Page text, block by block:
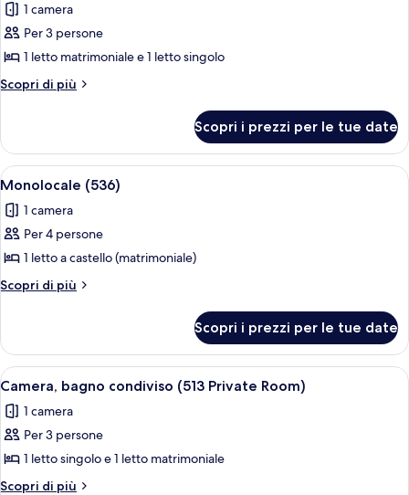
le
foto
per
Camera,
(819
Private
Room)
1 camera
Per 3 persone
1 letto matrimoniale e 1 letto singolo
Scopri di più
Altri
bagno
condiviso
(819
Room)
Scopri i prezzi per le tue date
Apri
tutte
le
foto
per
Monolocale
Un letto a castello con
4
Monolocale (536)
1 camera
Per 4 persone
1 letto a castello (matrimoniale)
Scopri di più
Altri
(536)
Scopri i prezzi per le tue date
Apri
tutte
le
foto
per
Camera,
Una camera compatta con due letti,
1
Camera, bagno condiviso (513 Private Room)
1 camera
Per 3 persone
1 letto singolo e 1 letto matrimoniale
Scopri di più
Altri